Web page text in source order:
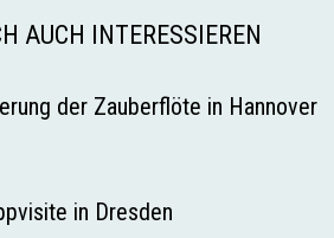
AUCH INTERESSIEREN
der Zauberflöte in Hannover
in Dresden